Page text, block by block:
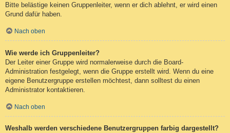
Bitte belästige keinen Gruppenleiter, wenn er dich ablehnt, er wird einen
Grund dafür haben.
Nach oben
Wie werde ich Gruppenleiter?
Der Leiter einer Gruppe wird normalerweise durch die Board-
Administration festgelegt, wenn die Gruppe erstellt wird. Wenn du eine
eigene Benutzergruppe erstellen möchtest, dann solltest du einen
Administrator kontaktieren.
Nach oben
Weshalb werden verschiedene Benutzergruppen farbig dargestellt?